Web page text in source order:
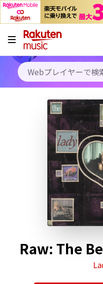
キャンペーン
料金プラン
使い方
初回30日間無料お試し
Raw: The